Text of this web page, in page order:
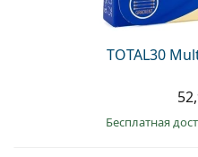
TOTAL30
Бесплатная